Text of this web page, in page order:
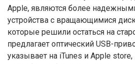
Apple, являются более
устройства с вращающимися
которые решили остаться на
предлагает оптический USB-
указывает на iTunes и Apple